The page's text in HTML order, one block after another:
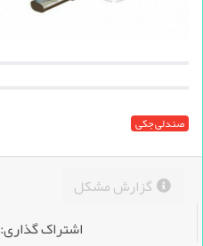
صندلی جکی
گزارش مشکل
اشتراک گذاری: